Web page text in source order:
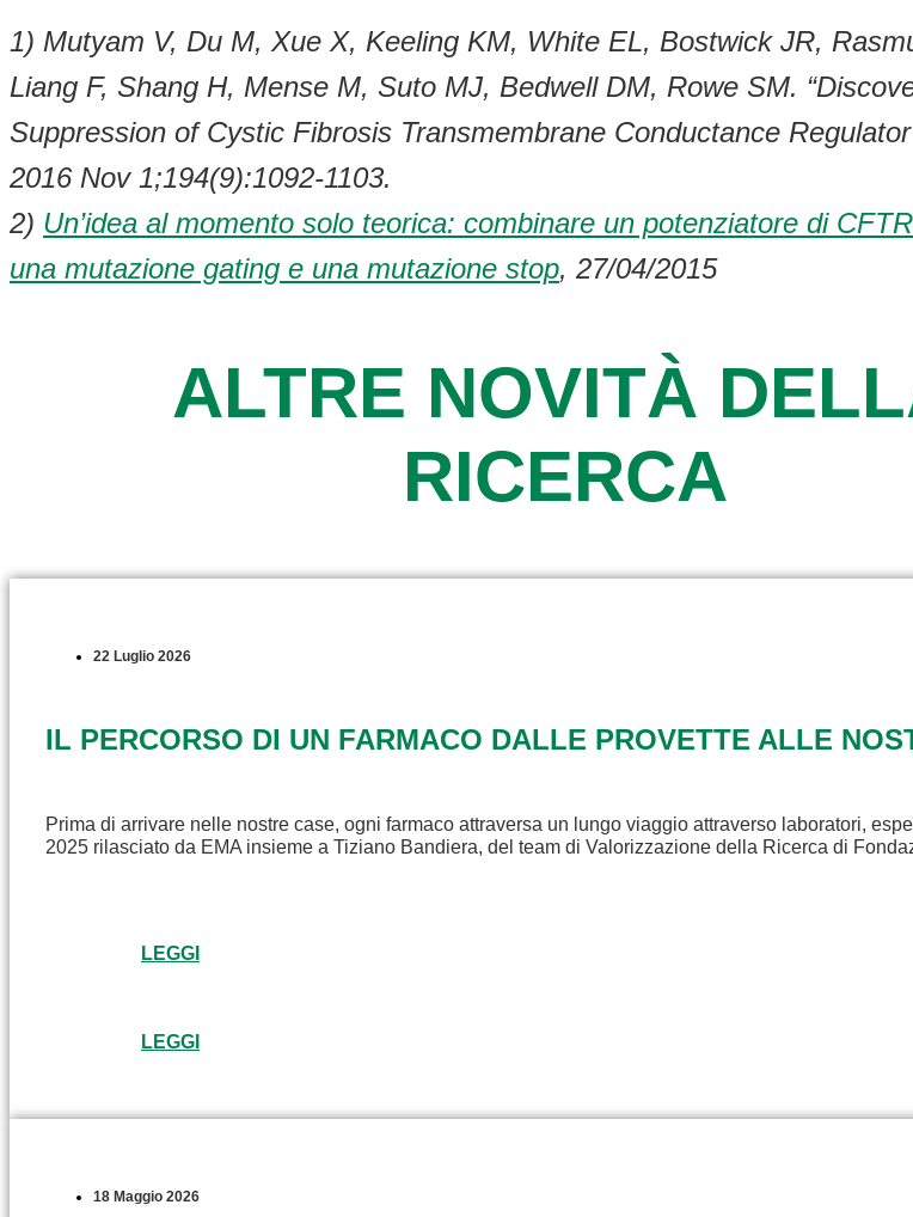
1) Mutyam V, Du M, Xue X, Keeling KM, White EL, Bostwick JR,
Liang F, Shang H, Mense M, Suto MJ, Bedwell DM, Rowe SM.
Suppression of Cystic Fibrosis Transmembrane Conductance
2016 Nov 1;194(9):1092-1103.
2) Un’idea al momento solo teorica: combinare un potenziatore di
una mutazione gating e una mutazione stop, 27/04/2015
ALTRE NOVITÀ
RICERCA
22 Luglio 2026
IL PERCORSO DI UN FARMACO DALLE PROVETTE ALLE
Prima di arrivare nelle nostre case, ogni farmaco attraversa un lungo viaggio attraverso laboratori,
2025 rilasciato da EMA insieme a Tiziano Bandiera, del team di Valorizzazione della Ricerca di
LEGGI
LEGGI
18 Maggio 2026